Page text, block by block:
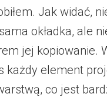
Jak widać,
okładka, ale
jej kopiowanie.
każdy element
co jest